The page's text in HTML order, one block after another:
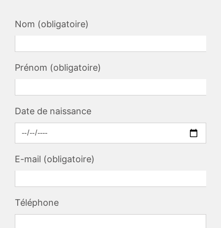
Nom (obligatoire)
Prénom (obligatoire)
Date de naissance
E-mail (obligatoire)
Téléphone